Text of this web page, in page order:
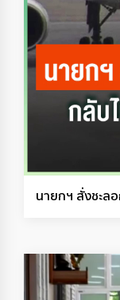
นายกฯ สั่งชะลอ